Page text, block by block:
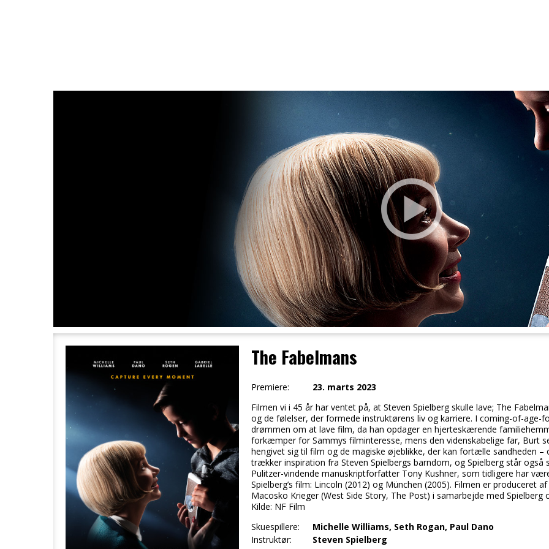
The Fabelmans
Premiere:
23. marts 2023
Filmen vi i 45 år har ventet på, at Steven Spielberg skulle lave; The
og de følelser, der formede instruktørens liv og karriere. I coming-of-age-
drømmen om at lave film, da han opdager en hjerteskærende
forkæmper for Sammys filminteresse, mens den videnskabelige far, Burt
hengivet sig til film og de magiske øjeblikke, der kan fortælle sandheden –
trækker inspiration fra Steven Spielbergs barndom, og Spielberg står også
Pulitzer-vindende manuskriptforfatter Tony Kushner, som tidligere har
Spielberg’s film: Lincoln (2012) og München (2005). Filmen er produceret
Macosko Krieger (West Side Story, The Post) i samarbejde med Spielberg
Kilde: NF Film
Skuespillere:
Michelle Williams, Seth Rogan, Paul Dano
Instruktør:
Steven Spielberg